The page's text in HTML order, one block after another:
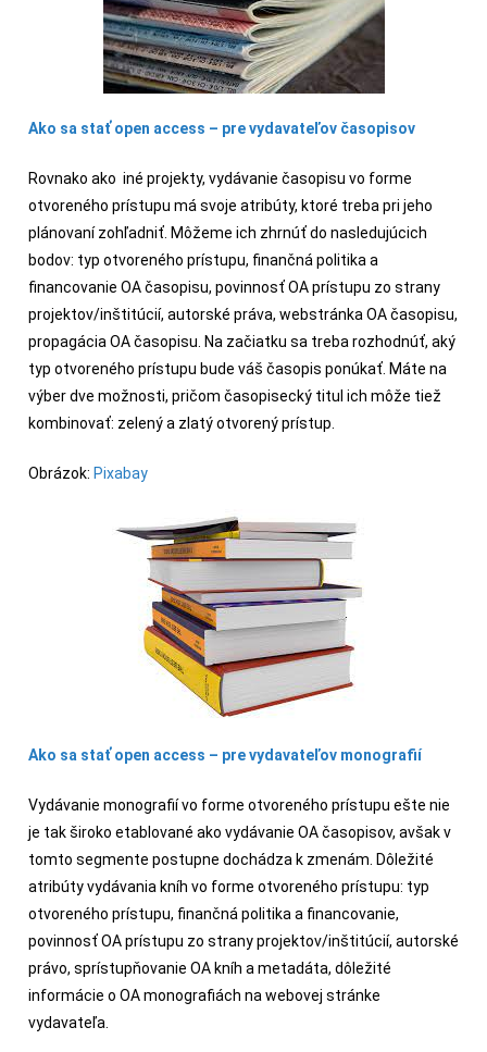
Ako sa stať open access – pre vydavateľov časopisov
Rovnako ako iné projekty, vydávanie časopisu vo forme
otvoreného prístupu má svoje atribúty, ktoré treba pri jeho
plánovaní zohľadniť. Môžeme ich zhrnúť do nasledujúcich
bodov: typ otvoreného prístupu, finančná politika a
financovanie OA časopisu, povinnosť OA prístupu zo strany
projektov/inštitúcií, autorské práva, webstránka OA časopisu,
propagácia OA časopisu. Na začiatku sa treba rozhodnúť, aký
typ otvoreného prístupu bude váš časopis ponúkať. Máte na
výber dve možnosti, pričom časopisecký titul ich môže tiež
kombinovať: zelený a zlatý otvorený prístup.
Obrázok: Pixabay
Ako sa stať open access – pre vydavateľov monografií
Vydávanie monografií vo forme otvoreného prístupu ešte nie
je tak široko etablované ako vydávanie OA časopisov, avšak v
tomto segmente postupne dochádza k zmenám. Dôležité
atribúty vydávania kníh vo forme otvoreného prístupu: typ
otvoreného prístupu, finančná politika a financovanie,
povinnosť OA prístupu zo strany projektov/inštitúcií, autorské
právo, sprístupňovanie OA kníh a metadáta, dôležité
informácie o OA monografiách na webovej stránke
vydavateľa.